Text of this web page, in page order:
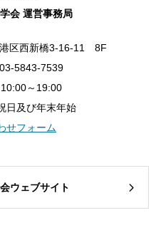
会 運営事務局
区西新橋3-16-11 8F
5843-7539
～19:00
日及び年末年始
せフォーム
ウェブサイト